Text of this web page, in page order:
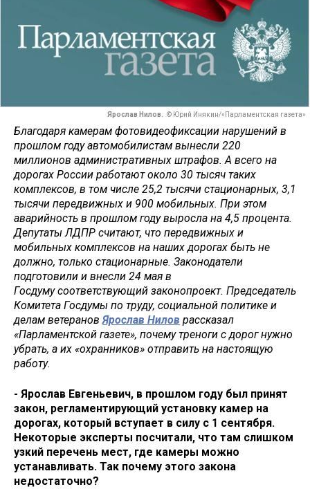
Ярослав Нилов. © Юрий Инякин/«Парламентская газета»
Благодаря камерам фотовидеофиксации нарушений в
прошлом году автомобилистам вынесли 220
миллионов административных штрафов. А всего на
дорогах России работают около 30 тысяч таких
комплексов, в том числе 25,2 тысячи стационарных, 3,1
тысячи передвижных и 900 мобильных. При этом
аварийность в прошлом году выросла на 4,5 процента.
Депутаты ЛДПР считают, что передвижных и
мобильных комплексов на наших дорогах быть не
должно, только стационарные. Законодатели
подготовили и внесли 24 мая в
Госдуму соответствующий законопроект. Председатель
Комитета Госдумы по труду, социальной политике и
делам ветерановЯрослав Нилов рассказал
«Парламентской газете», почему треноги с дорог нужно
убрать, а их «охранников» отправить на настоящую
работу.
- Ярослав Евгеньевич, в прошлом году был принят
закон, регламентирующий установку камер на
дорогах, который вступает в силу с 1 сентября.
Некоторые эксперты посчитали, что там слишком
узкий перечень мест, где камеры можно
устанавливать. Так почему этого закона
недостаточно?